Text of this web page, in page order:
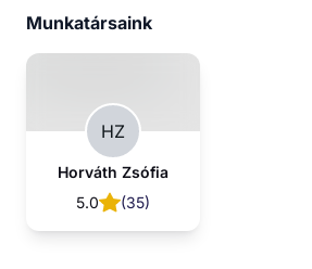
Munkatársaink
HZ
Horváth Zsófia
5.0
(35)